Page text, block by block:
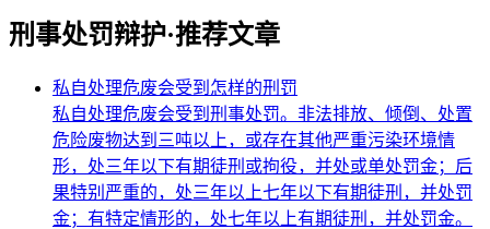
刑事处罚辩护·推荐文章
私自处理危废会受到怎样的刑罚
私自处理危废会受到刑事处罚。非法排放、倾倒、处置
危险废物达到三吨以上，或存在其他严重污染环境情
形，处三年以下有期徒刑或拘役，并处或单处罚金；后
果特别严重的，处三年以上七年以下有期徒刑，并处罚
金；有特定情形的，处七年以上有期徒刑，并处罚金。